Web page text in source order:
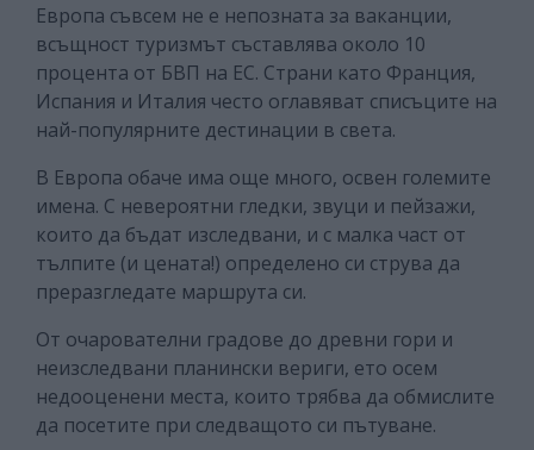
Европа съвсем не е непозната за ваканции,
всъщност туризмът съставлява около 10
процента от БВП на ЕС. Страни като Франция,
Испания и Италия често оглавяват списъците на
най-популярните дестинации в света.
В Европа обаче има още много, освен големите
имена. С невероятни гледки, звуци и пейзажи,
които да бъдат изследвани, и с малка част от
тълпите (и цената!) определено си струва да
преразгледате маршрута си.
От очарователни градове до древни гори и
неизследвани планински вериги, ето осем
недооценени места, които трябва да обмислите
да посетите при следващото си пътуване.